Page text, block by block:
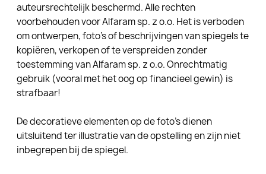
auteursrechtelijk beschermd. Alle rechten
voorbehouden voor Alfaram sp. z o.o. Het is verboden
om ontwerpen, foto's of beschrijvingen van spiegels te
kopiëren, verkopen of te verspreiden zonder
toestemming van Alfaram sp. z o.o. Onrechtmatig
gebruik (vooral met het oog op financieel gewin) is
strafbaar!
De decoratieve elementen op de foto's dienen
uitsluitend ter illustratie van de opstelling en zijn niet
inbegrepen bij de spiegel.